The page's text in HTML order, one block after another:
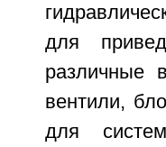
для
различные
вентили,
для